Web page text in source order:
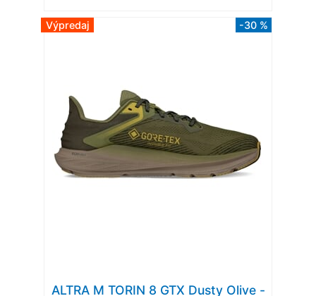
Výpredaj -30 %
ALTRA M TORIN 8 GTX Dusty Olive -